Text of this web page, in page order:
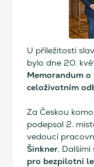
U příležitosti
bylo dne 20.
Memorandum
celoživotním
Za Českou
podepsal 2.
vedoucí
Šinkner.
pro bezpilotní